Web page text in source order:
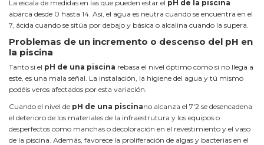
La escala de medidas en las que pueden estar el pH de la piscina
abarca desde 0 hasta 14. Así, el agua es neutra cuando se encuentra en el
7, ácida cuando se sitúa por debajo y básica o alcalina cuando la supera.
Problemas de un incremento o descenso del pH en
la piscina
Tanto si el pH de una piscina rebasa el nivel óptimo como si no llega a
este, es una mala señal. La instalación, la higiene del agua y tú mismo
podéis veros afectados por esta variación.
Cuando el nivel de pH de una piscinano alcanza el 7'2 se desencadena
el deterioro de los materiales de la infraestrutura y los equipos o
desperfectos como manchas o decoloración en el revestimiento y el vaso
de la piscina. Además, favorece la proliferación de algas y bacterias en el